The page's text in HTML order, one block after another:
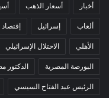
أخبار أسعار الذهب
ألعاب إسرائيل إقتصاد
الأهلي الاحتلال الإسرائيلي
البورصة المصرية الدكتور
الرئيس عبد الفتاح السيسي